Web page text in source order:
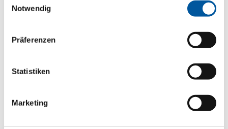
haben oder die sie im Rahmen Ihrer Nutzung der Dienste
Notwendig
Präferenzen
Statistiken
Marketing
Kriminaloberkommissarin Ewa Litzenberger betreut die Kölner
europaweit als Grundlage für Sicherheitsentscheidungen im